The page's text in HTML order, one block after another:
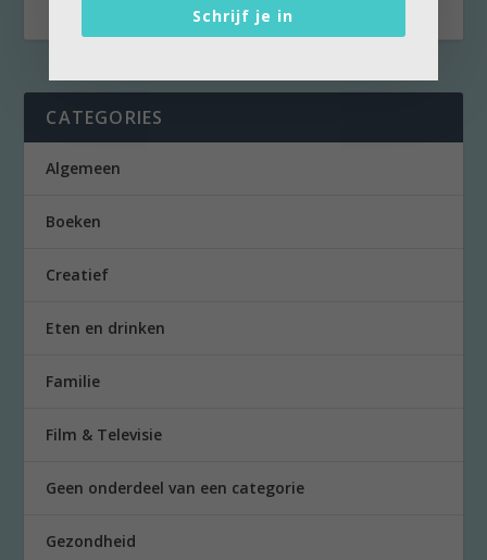
CATEGORIES
Algemeen
Boeken
Creatief
Eten en drinken
Familie
Film & Televisie
Geen onderdeel van een categorie
Gezondheid
Schrijf je in